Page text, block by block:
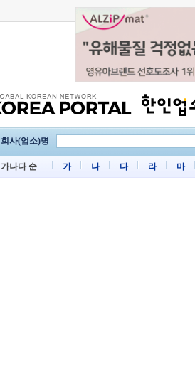
회사(업소)명
가나다 순 가 나 다 라 마